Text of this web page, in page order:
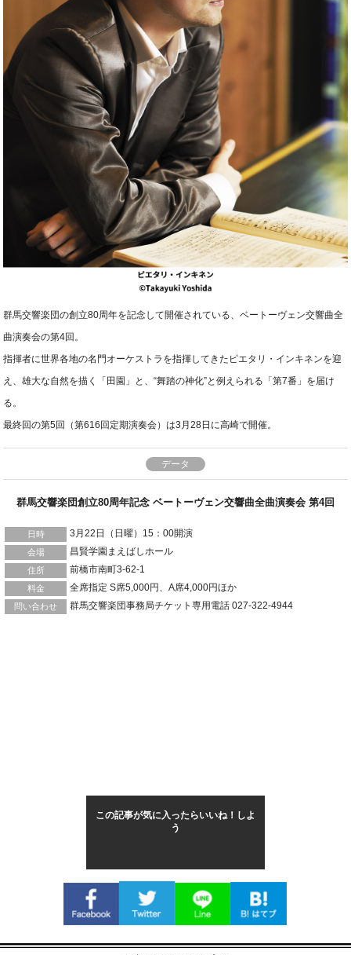
群馬交響楽団の創立80周年を記念して開催されている、ベートーヴェン交響曲全
曲演奏会の第4回。
指揮者に世界各地の名門オーケストラを指揮してきたピエタリ・インキネンを迎
え、雄大な自然を描く「田園」と、“舞踏の神化”と例えられる「第7番」を届け
る。
最終回の第5回（第616回定期演奏会）は3月28日に高崎で開催。
データ
群馬交響楽団創立80周年記念 ベートーヴェン交響曲全曲演奏会 第4回
日時 3月22日（日曜）15：00開演
会場 昌賢学園まえばしホール
住所 前橋市南町3-62-1
料金 全席指定 S席5,000円、A席4,000円ほか
問い合わせ 群馬交響楽団事務局チケット専用電話 027-322-4944
この記事が気に入ったらいいね！しよ
う